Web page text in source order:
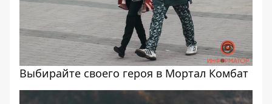
Выбирайте своего героя в Мортал Комбат